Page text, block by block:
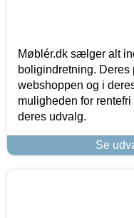
Møblér.dk sælger alt
boligindretning.
webshoppen og i
muligheden for
deres udvalg.
Se